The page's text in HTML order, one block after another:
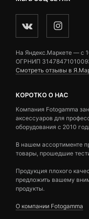
На Яндекс.Маркете — c
ОГРНИП
Смотреть отзывы в
КОРОТКО О НАС
Компания Fotogamma
аксессуаров для
оборудования с 2010
В нашем ассортименте
товары, прошедшие
Продукция плохого
предложить вашему
продукты.
О компании Fotogamma